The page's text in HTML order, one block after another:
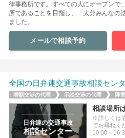
律事務所です。すべての人にオープンで
所であることを目指し、「大分みんなの
ました。
メールで相談予約
全国の日弁連交通事故相談セン
増額交渉の代理 示談交渉の代理 障
日弁連の交通事故
相談センター
相談場所
※詳しくは
でお尋ねく
10:00～